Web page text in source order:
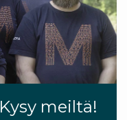
meiltä!